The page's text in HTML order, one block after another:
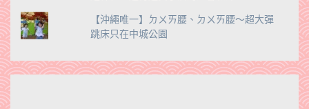
【沖繩唯一】ㄉㄨㄞ腰、ㄉㄨㄞ腰～超大彈
跳床只在中城公園